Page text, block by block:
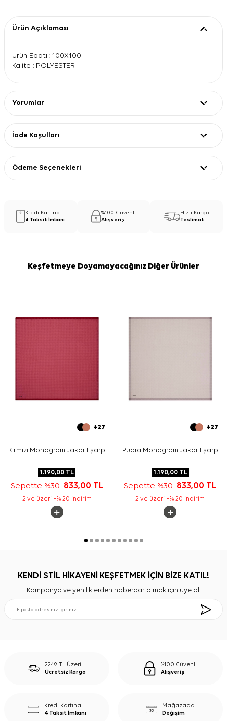
Ürün Açıklaması
Ürün Ebatı : 100X100
Kalite : POLYESTER
Yorumlar
İade Koşulları
Ödeme Seçenekleri
Kredi Kartına
4 Taksit İmkanı
%100 Güvenli
Alışveriş
Hızlı Kargo
Teslimat
Keşfetmeye Doyamayacağınız Diğer Ürünler
+27
Kırmızı Monogram Jakar Eşarp
1.190,00 TL
Sepette %30 833,00 TL
2 ve üzeri +% 20 indirim
+27
Pudra Monogram Jakar Eşarp
1.190,00TL
Sepette %30 833,00 TL
2 ve üzeri +% 20 indirim
KENDİ STİL HİKAYENİ KEŞFETMEK İÇİN BİZE KATIL!
Kampanya ve yeniliklerden haberdar olmak için üye ol.
2249 TL Üzeri
Ücretsiz Kargo
%100 Güvenli
Alışveriş
Kredi Kartına
4 Taksit İmkanı
Mağazada
Değişim